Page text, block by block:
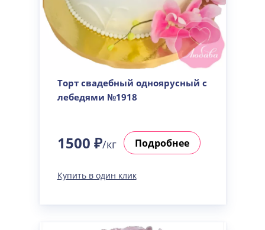
Торт свадебный одноярусный с
лебедями №1918
1500 ₽/кг Подробнее
Купить в один клик